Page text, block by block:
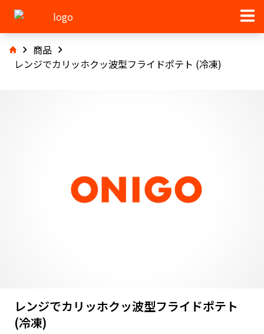
商品
レンジでカリッホクッ波型フライドポテト (冷凍)
レンジでカリッホクッ波型フライドポテト
(冷凍)